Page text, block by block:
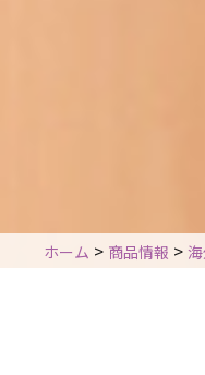
ホーム > 商品情報 >